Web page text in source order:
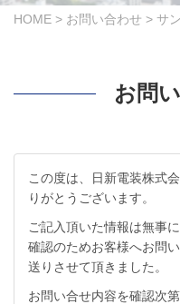
HOME > お問い合わせ > サ
お問
この度は、日新電装株式
りがとうございます。
ご記入頂いた情報は無事
確認のためお客様へお問
送りさせて頂きました。
お問い合せ内容を確認次